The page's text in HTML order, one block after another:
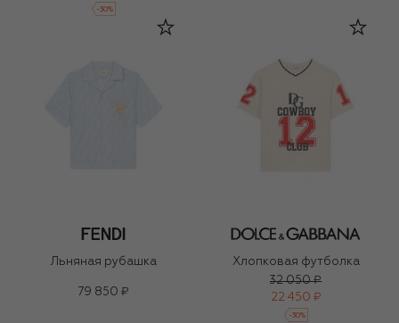
-30%
Льняная рубашка
79 850 ₽
Хлопковая футболка
32 050 ₽
22 450 ₽
-30%